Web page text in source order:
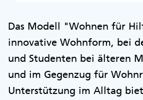
Das Modell "Wohnen für
innovative Wohnform, bei
und Studenten bei älteren
und im Gegenzug für
Unterstützung im Alltag